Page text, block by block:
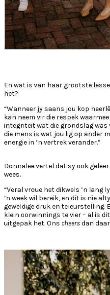
En wat is van haar grootste
het?
“Wanneer jy saans jou kop
kan neem vir die respek
integriteit wat die grondslag was
die mens is wat jou lig op ander
energie in ’n vertrek verander.”
Donnalee vertel dat sy ook
wees.
“Veral vroue het dikwels ’n lang
’n week wil bereik, en dit is nie
geweldige druk en teleurstelling.
klein oorwinnings te vier – al is
uitgepak het. Ons cheers dan